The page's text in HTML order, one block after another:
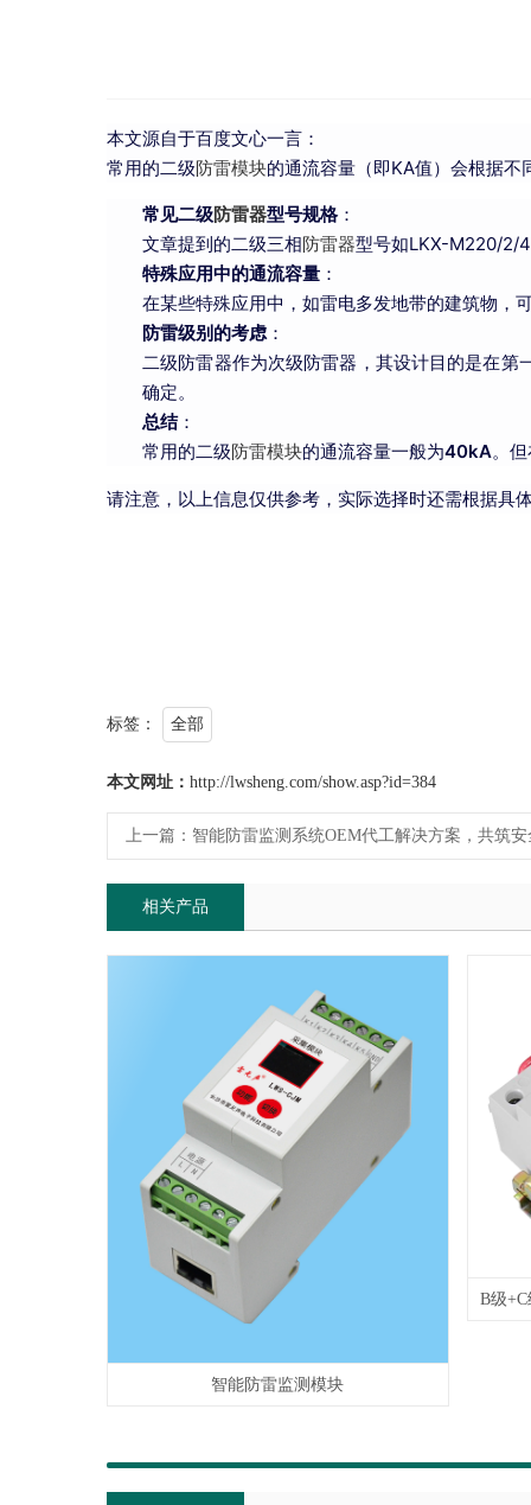
本文源自于百度文心一言：
常用的二级防雷模块的通流容量（即KA值）会根据
常见二级防雷器型号规格：
文章提到的二级三相防雷器型号如LKX-M220/2/
特殊应用中的通流容量 ：
在某些特殊应用中，如雷电多发地带的建筑物，
防雷级别的考虑：
二级防雷器作为次级防雷器，其设计目的是在
确定。
总结：
常用的二级防雷模块的通流容量一般为40kA。
请注意，以上信息仅供参考，实际选择时还需根据具
标签： 全部
本文网址： http://lwsheng.com/show.asp?id=384
上一篇： 智能防雷监测系统OEM代工解决方案，共筑
相关产品
智能防雷监测模块